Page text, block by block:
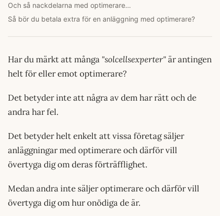
Och så nackdelarna med optimerare…
Så bör du betala extra för en anläggning med optimerare?
Har du märkt att många "solcellsexperter"är antingen
helt för eller emot optimerare?
Det betyder inte att några av dem har rätt och de
andra har fel.
Det betyder helt enkelt att vissa företag säljer
anläggningar med optimerare och därför vill
övertyga dig om deras förträfflighet.
Medan andra inte säljer optimerare och därför vill
övertyga dig om hur onödiga de är.